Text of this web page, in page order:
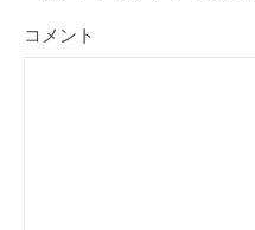
コメント